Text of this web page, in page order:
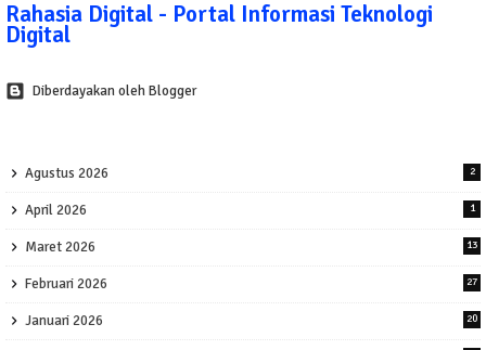
Rahasia Digital - Portal Informasi Teknologi
Digital
Diberdayakan oleh Blogger
Agustus 2026 2
April 2026 1
Maret 2026 13
Februari 2026 27
Januari 2026 20